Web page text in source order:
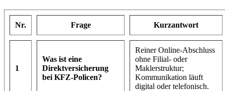
Nr. Frage Kurzantwort
1
Was ist eine
Direktversicherung
bei KFZ‑Policen?
Reiner Online‑Abschluss
ohne Filial‐ oder
Maklerstruktur;
Kommunikation läuft
digital oder telefonisch.